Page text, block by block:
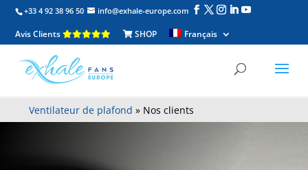
Ventilateur de plafond » Nos clients
+33 4 92 38 96 50 info@exhale-europe.com
Avis Clients SHOP Français